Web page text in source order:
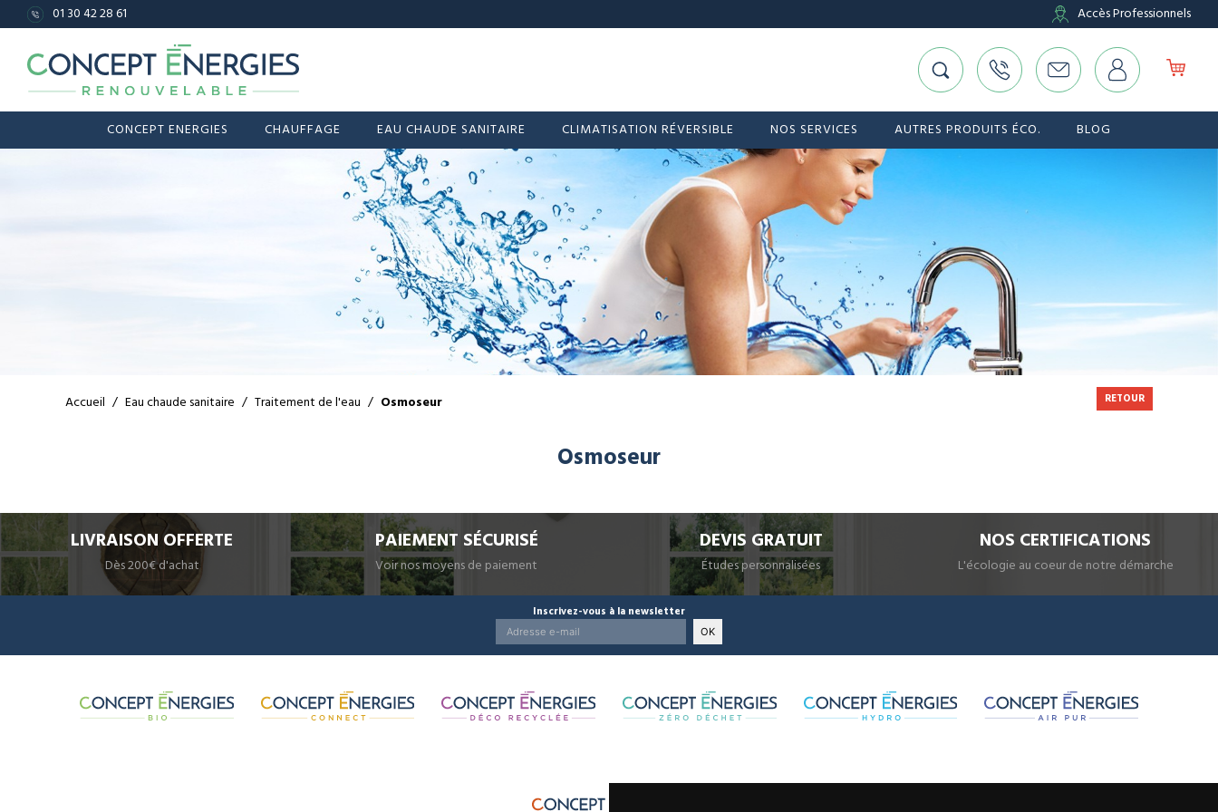
01 30 42 28 61 Accès Professionnels
CONCEPT ENERGIES CHAUFFAGE EAU CHAUDE SANITAIRE CLIMATISATION RÉVERSIBLE NOS SERVICES AUTRES PRODUITS ÉCO. BLOG
Accueil / Eau chaude sanitaire / Traitement de l'eau / Osmoseur RETOUR
Osmoseur
LIVRAISON OFFERTE
Dès 200€ d'achat
PAIEMENT SÉCURISÉ
Voir nos moyens de paiement
DEVIS GRATUIT
Études personnalisées
NOS CERTIFICATIONS
L'écologie au coeur de notre démarche
Inscrivez-vous à la newsletter
OK